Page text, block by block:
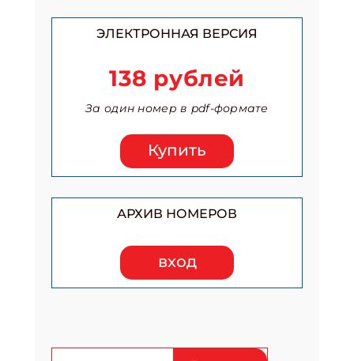
ЭЛЕКТРОННАЯ ВЕРСИЯ
138 рублей
За один номер в pdf-формате
Купить
АРХИВ НОМЕРОВ
вход